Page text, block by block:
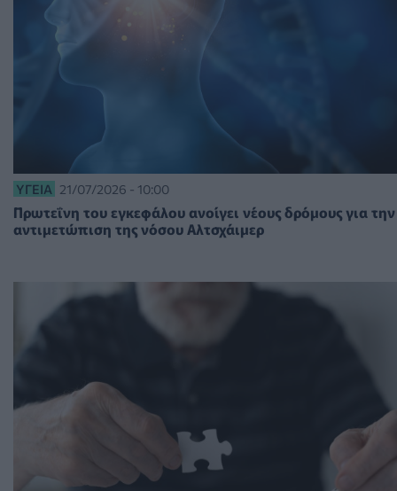
ΥΓΕΊΑ 21/07/2026 - 10:00
Πρωτεΐνη του εγκεφάλου ανοίγει νέους δρόμους για την
αντιμετώπιση της νόσου Αλτσχάιμερ